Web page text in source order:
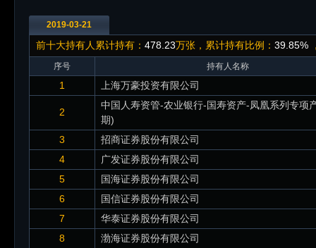
2019-03-21
前十大持有人累计持有： 478.23万张，累计持有比例： 39.85%
序号 持有人名称
1 上海万豪投资有限公司
2
中国人寿资管-农业银行-国寿资产-凤凰系列专项
期)
3
招商证券股份有限公司
4
广发证券股份有限公司
5
国海证券股份有限公司
6
国信证券股份有限公司
7
华泰证券股份有限公司
8
渤海证券股份有限公司